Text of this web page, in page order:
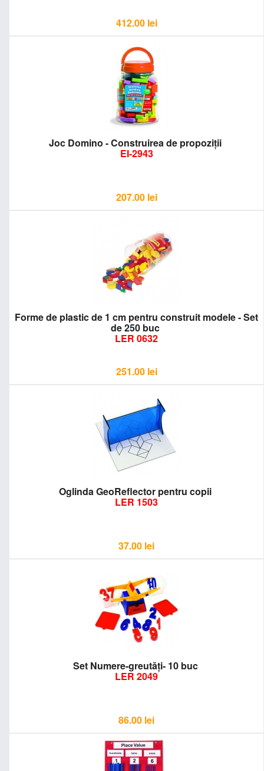
412.00 lei
Joc Domino - Construirea de propoziţii
EI-2943
207.00 lei
Forme de plastic de 1 cm pentru construit modele - Set
de 250 buc
LER 0632
251.00 lei
Oglinda GeoReflector pentru copii
LER 1503
37.00 lei
Set Numere-greutăţi- 10 buc
LER 2049
86.00 lei